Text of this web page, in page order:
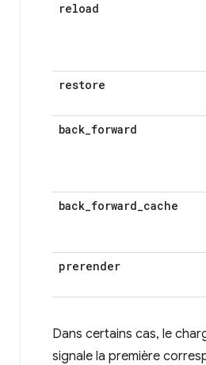
reload
restore
back_forward
back_forward_cache
prerender
Dans certains cas, le
signale la première